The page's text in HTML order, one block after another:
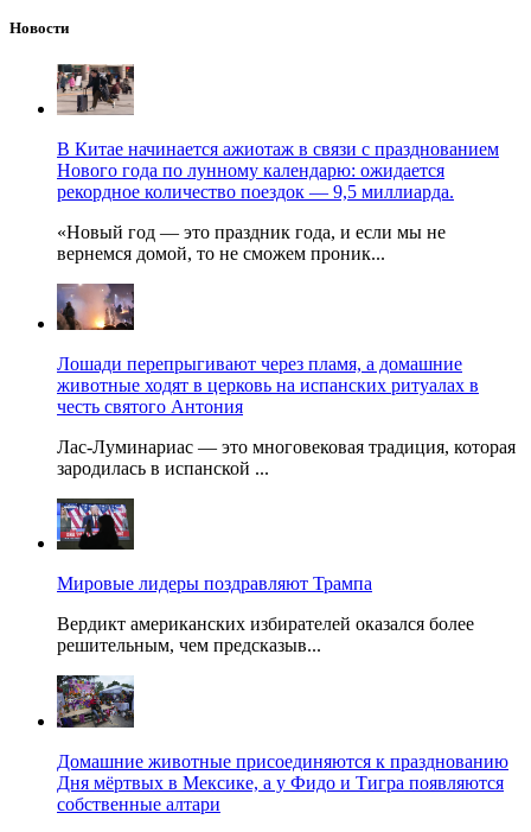
Новости
В Китае начинается ажиотаж в связи с празднованием
Нового года по лунному календарю: ожидается
рекордное количество поездок — 9,5 миллиарда.
«Новый год — это праздник года, и если мы не
вернемся домой, то не сможем проник...
Лошади перепрыгивают через пламя, а домашние
животные ходят в церковь на испанских ритуалах в
честь святого Антония
Лас-Луминариас — это многовековая традиция, которая
зародилась в испанской ...
Мировые лидеры поздравляют Трампа
Вердикт американских избирателей оказался более
решительным, чем предсказыв...
Домашние животные присоединяются к празднованию
Дня мёртвых в Мексике, а у Фидо и Тигра появляются
собственные алтари